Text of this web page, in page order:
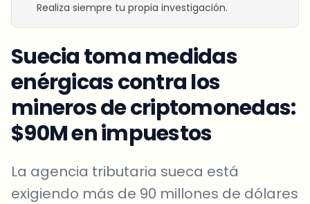
Realiza siempre tu propia investigación.
Suecia toma medidas
enérgicas contra los
mineros de criptomonedas:
$90M en impuestos
La agencia tributaria sueca está
exigiendo más de 90 millones de dólares